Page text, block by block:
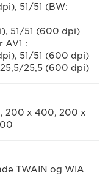
51/51 (BW:
51/51 (600 dpi)
：
51/51 (600 dpi)
25,5 (600 dpi)
200 x 400, 200 x
TWAIN og WIA